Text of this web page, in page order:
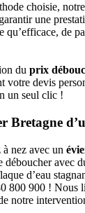
choisie,
une
qu’efficace, de
du prix
votre devis
un seul clic !
Bretagne
à nez avec un
déboucher avec
d’eau
800 900 ! Nous
notre